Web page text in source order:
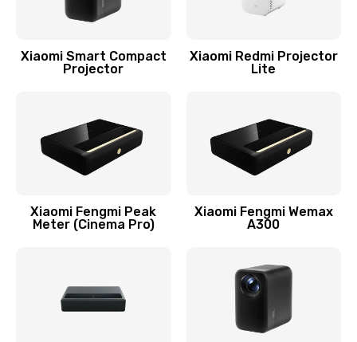
Xiaomi Smart Compact
Projector
Xiaomi Redmi Projector
Lite
Xiaomi Fengmi Peak
Meter (Cinema Pro)
Xiaomi Fengmi Wemax
A300